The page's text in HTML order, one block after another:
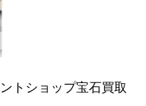
トショップ宝石買取